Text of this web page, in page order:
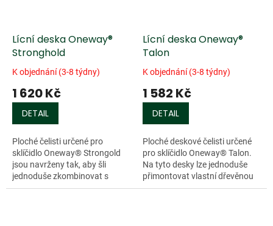
Lícní deska Oneway®
Stronghold
K objednání (3-8 týdny)
1 620 Kč
DETAIL
Ploché čelisti určené pro
sklíčidlo Oneway® Strongold
jsou navrženy tak, aby šli
jednoduše zkombinovat s
vlastní dřevěnou sadou pro...
Lícní deska Oneway®
Talon
K objednání (3-8 týdny)
1 582 Kč
DETAIL
Ploché deskové čelisti určené
pro sklíčidlo Oneway® Talon.
Na tyto desky lze jednoduše
přimontovat vlastní dřevěnou
sadu do,...